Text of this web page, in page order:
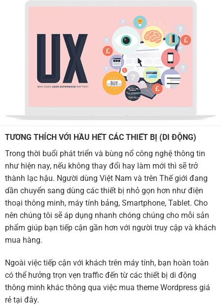
TƯƠNG THÍCH VỚI HẦU HẾT CÁC THIẾT BỊ (DI ĐỘNG)
Trong thời buổi phát triển và bùng nổ công nghệ thông tin
như hiện nay, nếu không thay đổi hay làm mới thì sẽ trở
thành lạc hậu. Người dùng Việt Nam và trên Thế giới đang
dần chuyển sang dùng các thiết bị nhỏ gọn hơn như điện
thoại thông minh, máy tính bảng, Smartphone, Tablet. Cho
nên chúng tôi sẽ áp dụng nhanh chóng chúng cho mỗi sản
phẩm giúp bạn tiếp cận gần hơn với người truy cập và khách
mua hàng.
Ngoài việc tiếp cận với khách trên máy tính, bạn hoàn toàn
có thể hưởng trọn vẹn traffic đến từ các thiết bị di động
thông minh khác thông qua việc mua theme Wordpress giá
rẻ tại đây.